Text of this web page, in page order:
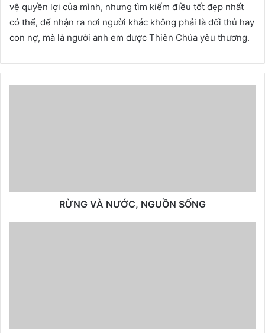
vệ quyền lợi của mình, nhưng tìm kiếm điều tốt đẹp nhất
có thể, để nhận ra nơi người khác không phải là đối thủ hay
con nợ, mà là người anh em được Thiên Chúa yêu thương.
RỪNG VÀ NƯỚC, NGUỒN SỐNG